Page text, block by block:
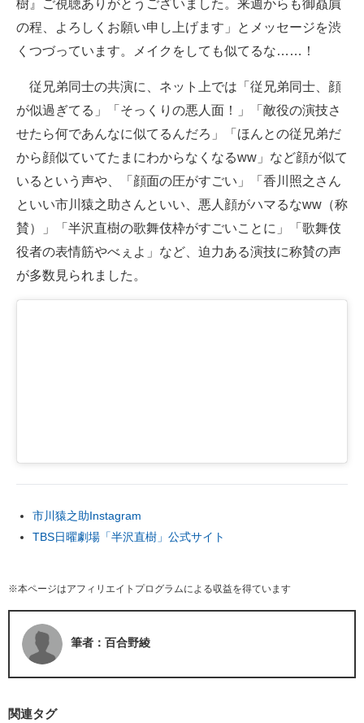
樹』ご視聴ありがとうございました。来週からも御贔屓
の程、よろしくお願い申し上げます」とメッセージを渋
くつづっています。メイクをしても似てるな……！
従兄弟同士の共演に、ネット上では「従兄弟同士、顔
が似過ぎてる」「そっくりの悪人面！」「敵役の演技さ
せたら何であんなに似てるんだろ」「ほんとの従兄弟だ
から顔似ていてたまにわからなくなるww」など顔が似て
いるという声や、「顔面の圧がすごい」「香川照之さん
といい市川猿之助さんといい、悪人顔がハマるなww（称
賛）」「半沢直樹の歌舞伎枠がすごいことに」「歌舞伎
役者の表情筋やべぇよ」など、迫力ある演技に称賛の声
が多数見られました。
市川猿之助Instagram
TBS日曜劇場「半沢直樹」公式サイト
※本ページはアフィリエイトプログラムによる収益を得ています
筆者：百合野綾
関連タグ